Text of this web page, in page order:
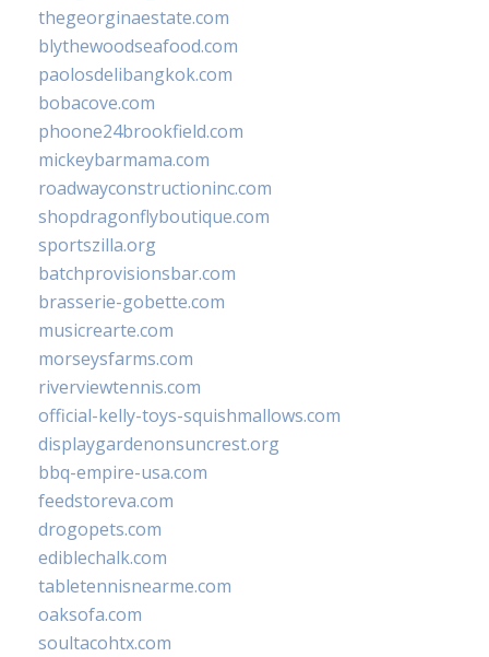
thegeorginaestate.com
blythewoodseafood.com
paolosdelibangkok.com
bobacove.com
phoone24brookfield.com
mickeybarmama.com
roadwayconstructioninc.com
shopdragonflyboutique.com
sportszilla.org
batchprovisionsbar.com
brasserie-gobette.com
musicrearte.com
morseysfarms.com
riverviewtennis.com
official-kelly-toys-squishmallows.com
displaygardenonsuncrest.org
bbq-empire-usa.com
feedstoreva.com
drogopets.com
ediblechalk.com
tabletennisnearme.com
oaksofa.com
soultacohtx.com